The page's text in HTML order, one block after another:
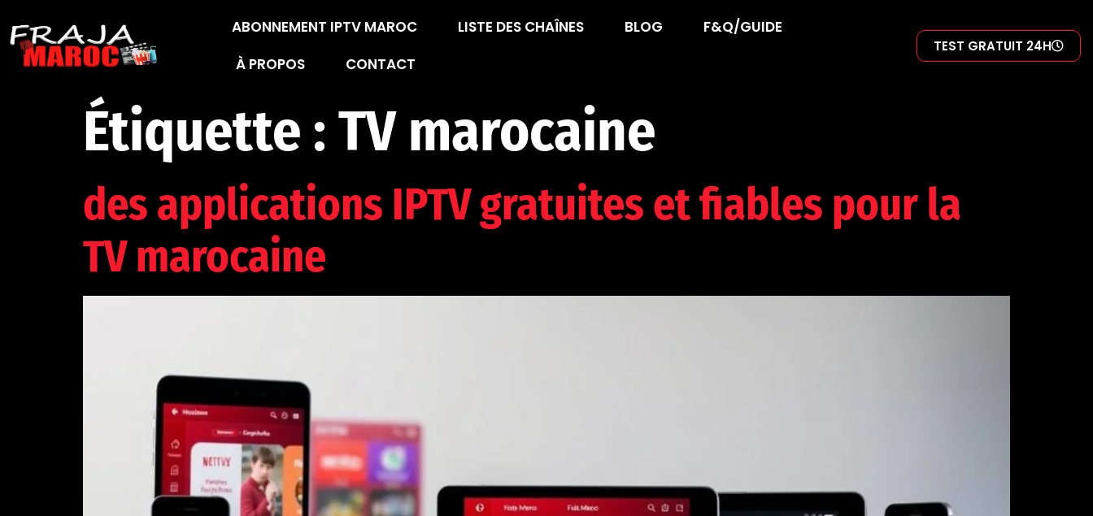
ABONNEMENT IPTV MAROC LISTE DES CHAÎNES BLOG
F&Q/GUIDE
À PROPOS
CONTACT
TEST GRATUIT 24H
Étiquette :TV marocaine
des applications IPTV gratuites et fiables pour la
TV marocaine